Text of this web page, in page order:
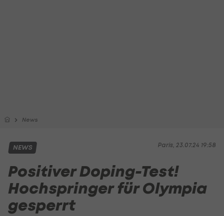
News
Paris, 23.07.24 19:58
NEWS
Positiver Doping-Test!
Hochspringer für Olympia
gesperrt